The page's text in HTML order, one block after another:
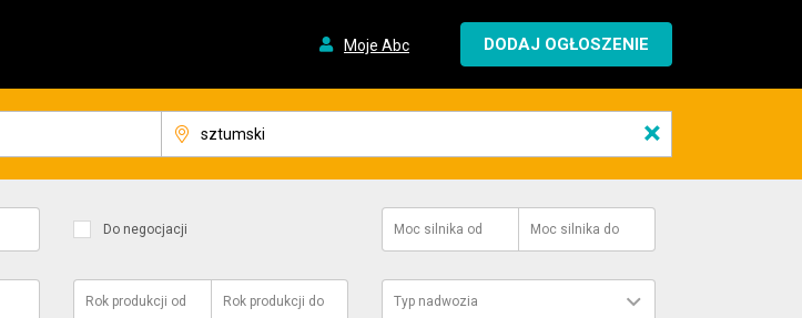
Moje Abc DODAJ OGŁOSZENIE
×
Do negocjacji Moc silnika od Moc silnika do
Rok produkcji od Rok produkcji do Typ nadwozia